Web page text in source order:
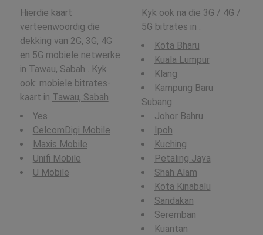
Hierdie kaart
verteenwoordig die
dekking van 2G, 3G, 4G
en 5G mobiele netwerke
in Tawau, Sabah . Kyk
ook: mobiele bitrates-
kaart in Tawau, Sabah
Yes
CelcomDigi Mobile
Maxis Mobile
Unifi Mobile
U Mobile
Kyk ook na die 3G / 4G /
5G bitrates in :
Kota Bharu
Kuala Lumpur
Klang
Kampung Baru
Subang
Johor Bahru
Ipoh
Kuching
Petaling Jaya
Shah Alam
Kota Kinabalu
Sandakan
Seremban
Kuantan